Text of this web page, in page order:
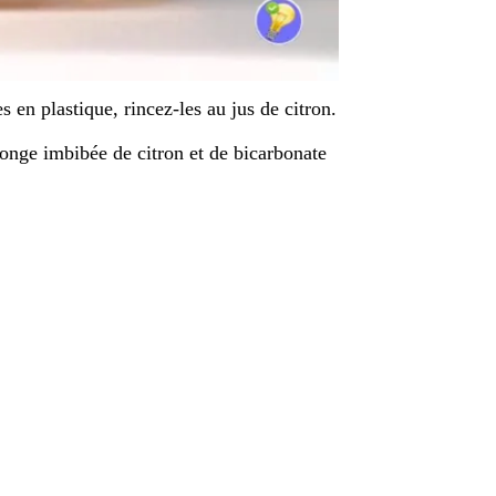
en plastique, rincez-les au jus de citron.
imbibée de citron et de bicarbonate